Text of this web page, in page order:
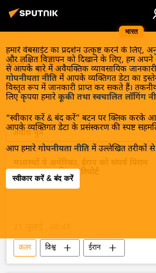
भारत
हमारे वेबसाईट का प्रदर्शन उत्कृष्ट करने के लिए,
और लक्षित विज्ञापन को दिखाने के लिए, हम अपने
से आपके बारे में अवैयक्तिक व्यावसायिक
गोपनीयता नीतिमें आपके व्यक्तिगत डेटा का
विस्तृत रूप में जानकारी प्राप्त कर सकते हैं।
लिए कृपया हमारे कूकी तथा स्वचालित लॉगिंग
“स्वीकार करें & बंद करें” बटन पर क्लिक करके
आपके व्यक्तिगत डेटा के प्रसंस्करण की स्पष्ट
आप हमारे गोपनीयता नीति में उल्लेखित तरीकों
स्वीकार करें & बंद करें
कतर
अवधि चुनें
प्रस्ताव प्रस्तुत किया: रिपोर्ट
कतर विश्व
ईरान
अमेरिका-इजराइल-ईरान युद्ध
अमेरिका